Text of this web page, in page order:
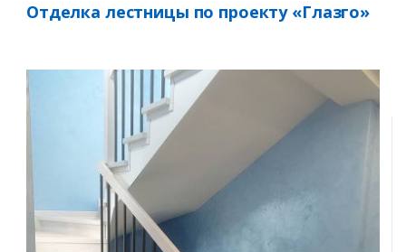
Отделка лестницы по проекту «Глазго»